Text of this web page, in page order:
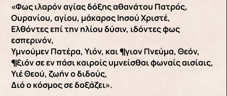
«Φως ιλαρόν αγίας δόξης αθανάτου Πατρός,
Ουρανίου, αγίου, μάκαρος Ιησού Χριστέ,
Ελθόντες επί την ηλίου δύσιν, ιδόντες φως
εσπερινόν,
Υμνούμεν Πατέρα, Υιόν, και ¶γιον Πνεύμα, Θεόν,
¶ξιόν σε εν πάσι καιροίς υμνείσθαι φωναίς αισίαις,
Υιέ Θεού, ζωήν ο διδούς,
Διό ο κόσμος σε δοξάζει».